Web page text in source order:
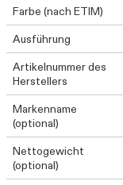
Farbe (nach ETIM)
Ausführung
Artikelnummer des
Herstellers
Markenname
(optional)
Nettogewicht
(optional)